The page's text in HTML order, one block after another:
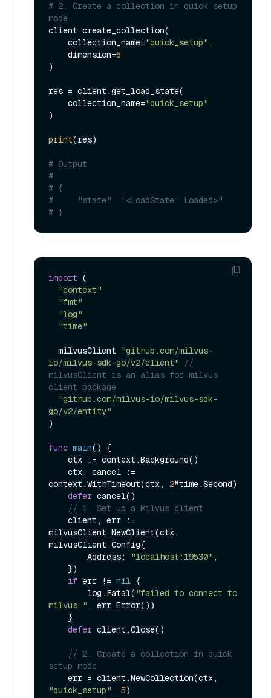
# 2. Create a collection in quick setup
mode
client.create_collection(
    collection_name=
"quick_setup" ,
    dimension=
5
)
res = client.get_load_state(
    collection_name=
"quick_setup"
)
print(res)
# Output
#
# {
#     "state": "<LoadState: Loaded>"
# }
import (
"context"
"fmt"
"log"
"time"
  milvusClient
"github.com/milvus-
io/milvus-sdk-go/v2/client"
//
milvusClient is an alias for milvus
client package
"github.com/milvus-io/milvus-sdk-
go/v2/entity"
)
func main()
{
context.WithTimeout(ctx, 2*time.Second)
defer cancel()
// 1. Set up a Milvus client
milvusClient.NewClient(ctx,
milvusClient.Config{
        Address:
"localhost:19530" ,
if err != nil {
        log.Fatal(
"failed to connect to
milvus:" , err.Error())
defer client.Close()
// 2. Create a collection in quick
setup mode
"quick_setup" , 5)